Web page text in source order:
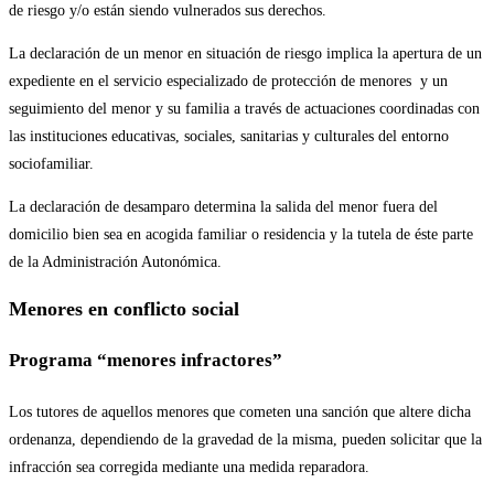
de riesgo y/o están siendo vulnerados sus derechos.
La declaración de un menor en situación de riesgo implica la apertura de un
expediente en el servicio especializado de protección de menores y un
seguimiento del menor y su familia a través de actuaciones coordinadas con
las instituciones educativas, sociales, sanitarias y culturales del entorno
sociofamiliar.
La declaración de desamparo determina la salida del menor fuera del
domicilio bien sea en acogida familiar o residencia y la tutela de éste parte
de la Administración Autonómica.
Menores en conflicto social
Programa “menores infractores”
Los tutores de aquellos menores que cometen una sanción que altere dicha
ordenanza, dependiendo de la gravedad de la misma, pueden solicitar que la
infracción sea corregida mediante una medida reparadora.